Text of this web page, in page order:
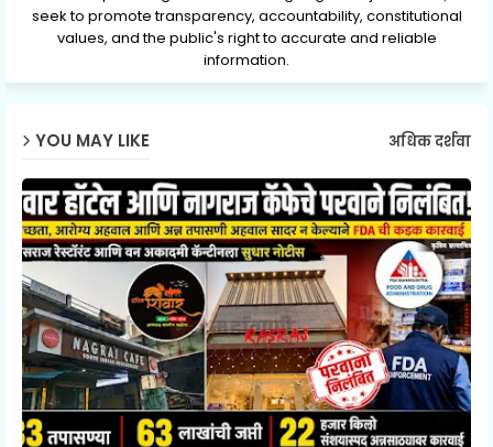
seek to promote transparency, accountability, constitutional
values, and the public's right to accurate and reliable
information.
YOU MAY LIKE अधिक दर्शवा